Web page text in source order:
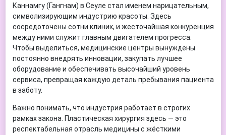
Каннамгу (Гангнам) в Сеуле стал именем нарицательным,
символизирующим индустрию красоты. Здесь
сосредоточены сотни клиник, и жесточайшая конкуренция
между ними служит главным двигателем прогресса.
Чтобы выделиться, медицинские центры вынуждены
постоянно внедрять инновации, закупать лучшее
оборудование и обеспечивать высочайший уровень
сервиса, превращая каждую деталь пребывания пациента
в заботу.
Важно понимать, что индустрия работает в строгих
рамках закона. Пластическая хирургия здесь — это
респектабельная отрасль медицины с жёсткими